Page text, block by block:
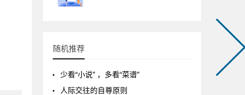
随机推荐
少看“小说” ，多看“菜谱”
人际交往的自尊原则